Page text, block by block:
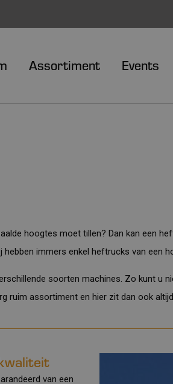
Assortiment Events
hoogtes moet tillen? Dan kan een
immers enkel heftrucks van een
soorten machines. Zo kunt u
ruim assortiment en hier zit dan ook
van een